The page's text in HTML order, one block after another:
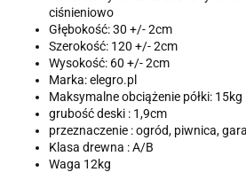
ciśnieniowo
Głębokość: 30 +/- 2cm
Szerokość: 120 +/- 2cm
Wysokość: 60 +/- 2cm
Marka: elegro.pl
Maksymalne obciążenie półki: 15kg
grubość deski : 1,9cm
przeznaczenie : ogród, piwnica,
Klasa drewna : A/B
Waga 12kg